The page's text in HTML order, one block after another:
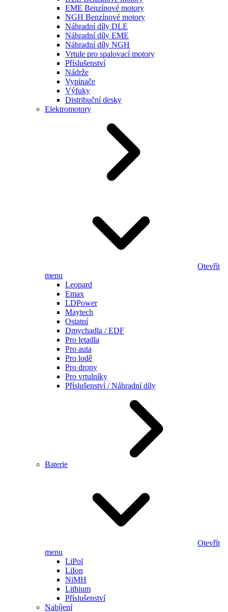
EME Benzínové motory
NGH Benzínové motory
Náhradní díly DLE
Náhradní díly EME
Náhradní díly NGH
Vrtule pro spalovací motory
Příslušenství
Nádrže
Vypínače
Výfuky
Distribuční desky
Elektromotory
Otevřít
menu
Leopard
Emax
LDPower
Maytech
Ostatní
Dmychadla / EDF
Pro letadla
Pro auta
Pro lodě
Pro drony
Pro vrtulníky
Příslušenství / Náhradní díly
Baterie
Otevřít
menu
LiPol
LiIon
NiMH
Lithium
Příslušenství
Nabíjení